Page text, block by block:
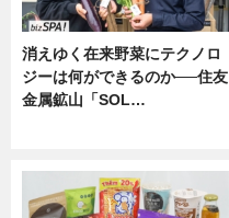
消えゆく在来野菜にテクノロ
ジーは何ができるのか──住友
金属鉱山「SOL…